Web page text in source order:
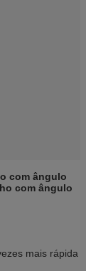
com ângulo
com ângulo
mais rápida